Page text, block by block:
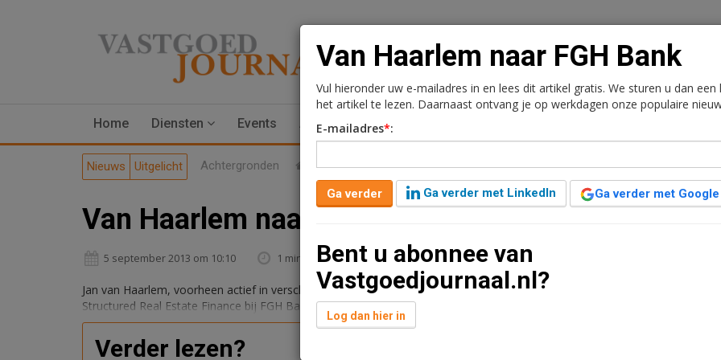
Home Diensten Events Adverteren Vacaturebank
Nieuws Uitgelicht Achtergronden Woningmarkt Kantoren Retail Logistiek Juridisch | Fiscaal
Van Haarlem naar FGH Bank
5 september 2013 om 10:10 1 minuut leestijd
Jan van Haarlem, voorheen actief in verschillende functies bij SNS Property Finance, is sinds kort directeur
Structured Real Estate Finance bij FGH Bank.
Verder lezen?
Van Haarlem naar FGH Bank
Vul hieronder uw e-mailadres in en lees dit artikel gratis. We sturen u dan een
het artikel te lezen. Daarnaast ontvang je op werkdagen onze populaire
E-mailadres*:
Ga verder Ga verder met LinkedIn Ga verder met Google
Bent u abonnee van
Vastgoedjournaal.nl?
Log dan hier in